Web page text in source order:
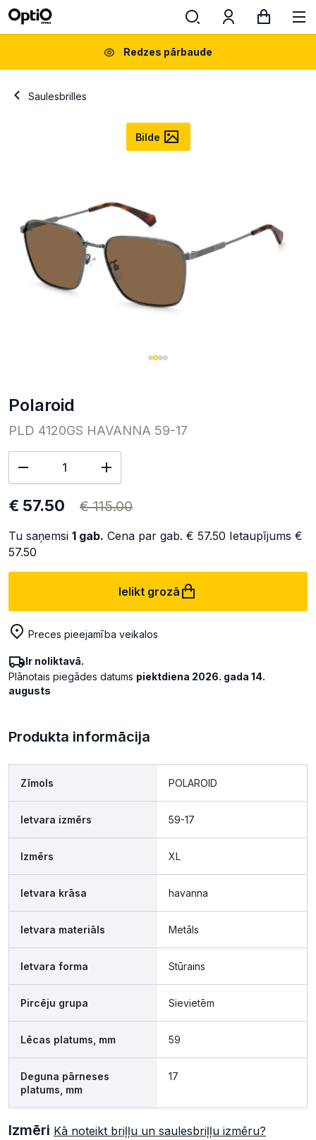
Redzes pārbaude
Saulesbrilles
Bilde
Polaroid
PLD 4120GS HAVANNA 59-17
€ 57.50 € 115.00
Tu saņemsi 1 gab. Cena par gab. € 57.50 Ietaupījums €
57.50
Ielikt grozā
Preces pieejamība veikalos
Ir noliktavā.
Plānotais piegādes datums piektdiena 2026. gada 14.
augusts
Produkta informācija
Zīmols POLAROID
Ietvara izmērs 59-17
Izmērs XL
Ietvara krāsa havanna
Ietvara materiāls Metāls
Ietvara forma Stūrains
Pircēju grupa Sievietēm
Lēcas platums, mm 59
Deguna pārneses
platums, mm
17
Izmēri Kā noteikt briļļu un saulesbriļļu izmēru?